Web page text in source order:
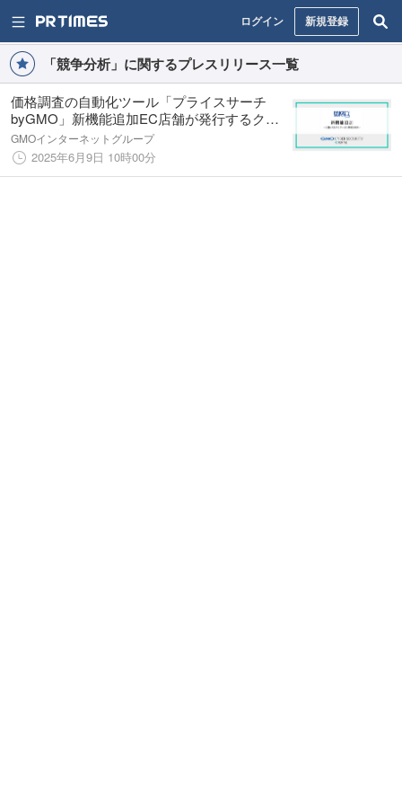
ログイン 新規登録
「競争分析」に関するプレスリリース一覧
価格調査の自動化ツール「プライスサーチ
byGMO」新機能追加EC店舗が発行するクー
ポン情報の自動取得が可能に
GMOインターネットグループ
2025年6月9日 10時00分